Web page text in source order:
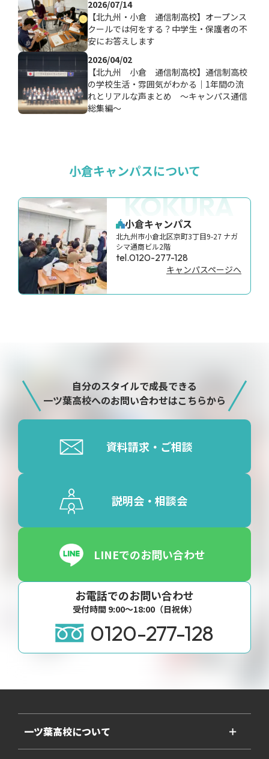
2026/07/14
【北九州・小倉 通信制高校】オープンス
クールでは何をする？中学生・保護者の不
安にお答えします
2026/04/02
【北九州 小倉 通信制高校】通信制高校
の学校生活・雰囲気がわかる｜1年間の流
れとリアルな声まとめ ～キャンパス通信
総集編～
小倉キャンパスについて
KOKURA
小倉キャンパス
北九州市小倉北区京町3丁目9-27 ナガ
シマ通商ビル2階
tel.0120-277-128
キャンパスページへ
自分のスタイルで成長できる
一ツ葉高校へのお問い合わせはこちらから
資料請求・ご相談
説明会・相談会
LINEでのお問い合わせ
お電話でのお問い合わせ
受付時間 9:00〜18:00（日祝休）
0120-277-128
一ツ葉高校について ＋